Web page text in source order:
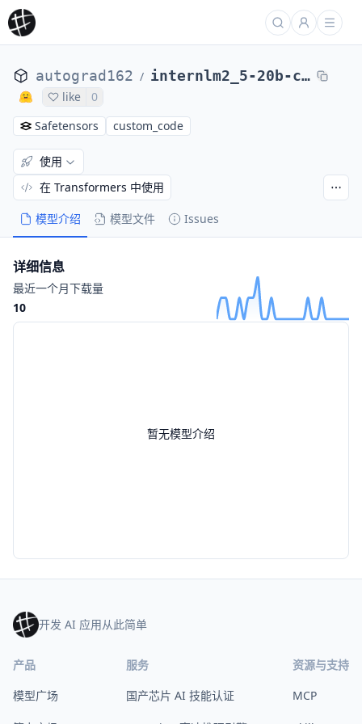
autograd162 / internlm2_5-20b-chat-12-layers
like
0
Safetensors
custom_code
模型介绍 模型文件 Issues
使用
在 Transformers 中使用
暂无模型介绍
详细信息
最近一个月下载量
10
开发 AI 应用从此简单
产品
模型广场
服务
国产芯片 AI 技能认证
资源与支持
MCP